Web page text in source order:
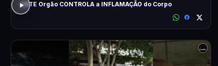
ESTE Orgão CONTROLA a INFLAMAÇÃO do Corpo